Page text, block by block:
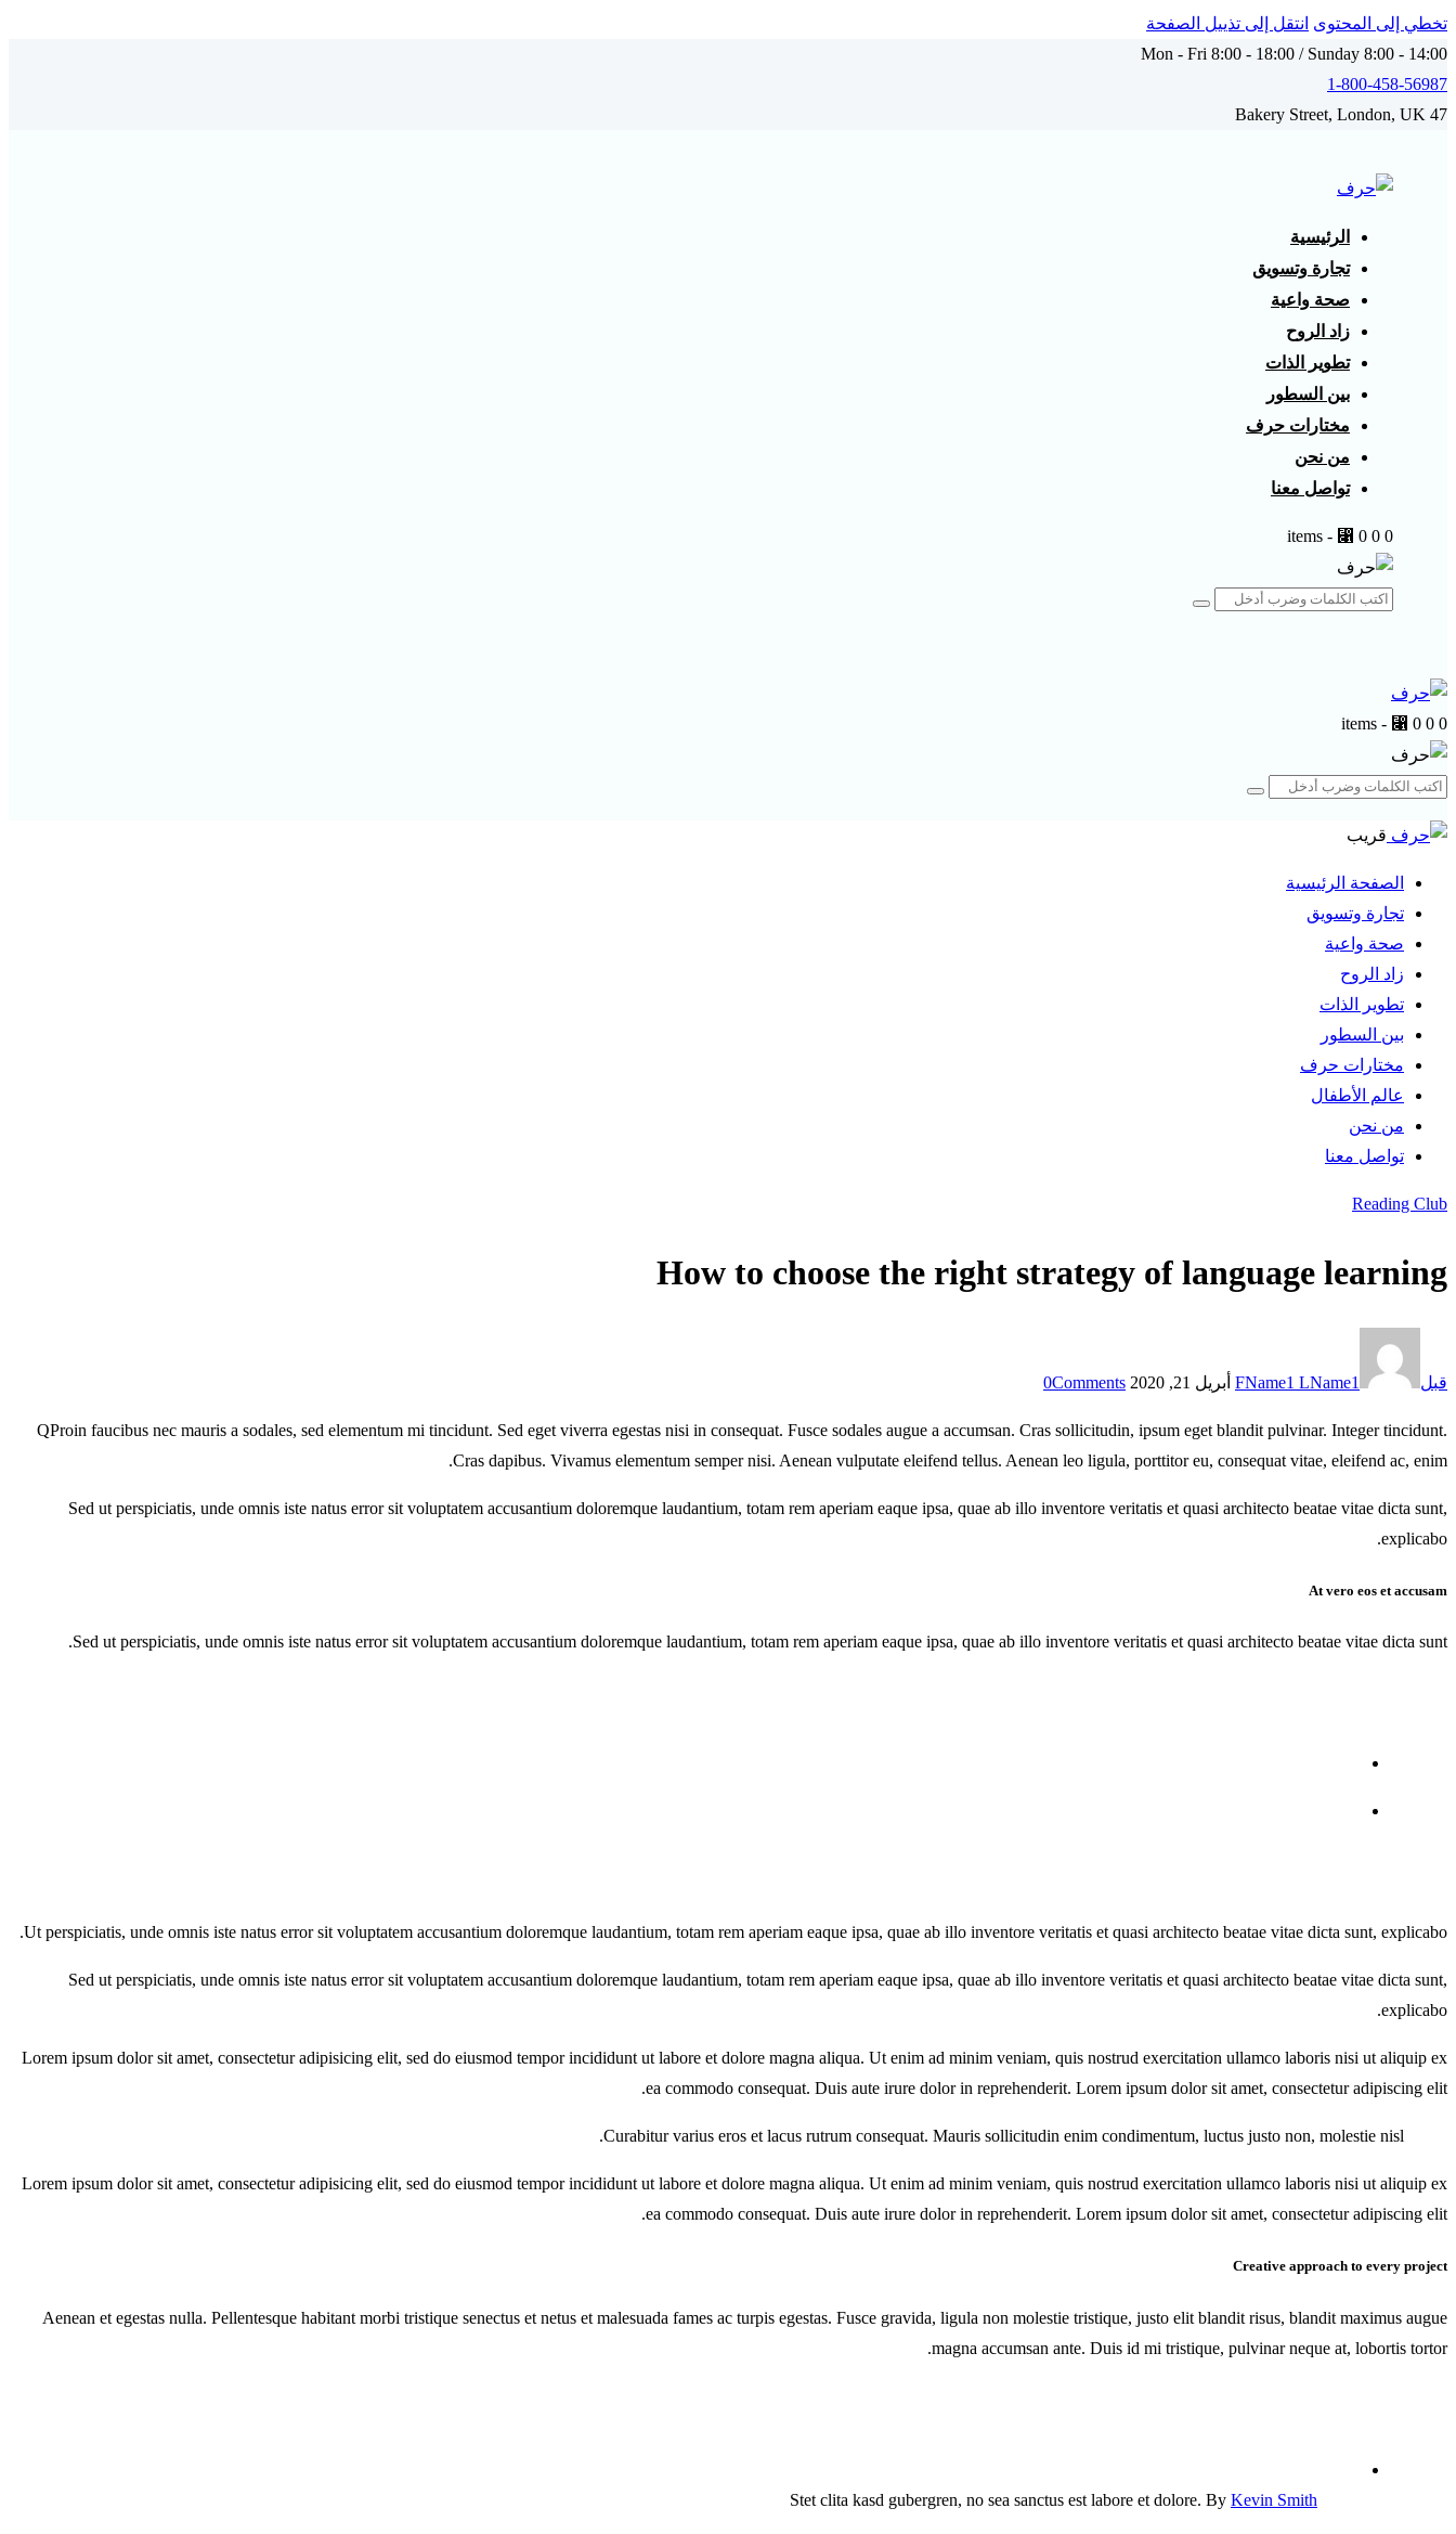
تخطي إلى المحتوى انتقل إلى تذييل الصفحة
Mon - Fri 8:00 - 18:00 / Sunday 8:00 - 14:00
1-800-458-56987
47 Bakery Street, London, UK
الرئيسية
تجارة وتسويق
صحة واعية
زاد الروح
تطوير الذات
بين السطور
مختارات حرف
من نحن
تواصل معنا
0 items
- ⃁ 0 0
0 items
- ⃁ 0 0
قريب
الصفحة الرئيسية
تجارة وتسويق
صحة واعية
زاد الروح
تطوير الذات
بين السطور
مختارات حرف
عالم الأطفال
من نحن
تواصل معنا
tik-
instagram
Reading Club
How to choose the right strategy of language learning
قبل FName1 LName1 أبريل 21, 2020 0Comments
QProin faucibus nec mauris a sodales, sed elementum mi tincidunt. Sed eget viverra egestas nisi in consequat. Fusce sodales augue a accumsan. Cras sollicitudin, ipsum eget blandit pulvinar. Integer tincidunt.
Cras dapibus. Vivamus elementum semper nisi. Aenean vulputate eleifend tellus. Aenean leo ligula, porttitor eu, consequat vitae, eleifend ac, enim.
Sed ut perspiciatis, unde omnis iste natus error sit voluptatem accusantium doloremque laudantium, totam rem aperiam eaque ipsa, quae ab illo inventore veritatis et quasi architecto beatae vitae dicta sunt,
explicabo.
At vero eos et accusam
Sed ut perspiciatis, unde omnis iste natus error sit voluptatem accusantium doloremque laudantium, totam rem aperiam eaque ipsa, quae ab illo inventore veritatis et quasi architecto beatae vitae dicta sunt.
Ut perspiciatis, unde omnis iste natus error sit voluptatem accusantium doloremque laudantium, totam rem aperiam eaque ipsa, quae ab illo inventore veritatis et quasi architecto beatae vitae dicta sunt, explicabo.
Sed ut perspiciatis, unde omnis iste natus error sit voluptatem accusantium doloremque laudantium, totam rem aperiam eaque ipsa, quae ab illo inventore veritatis et quasi architecto beatae vitae dicta sunt,
explicabo.
Lorem ipsum dolor sit amet, consectetur adipisicing elit, sed do eiusmod tempor incididunt ut labore et dolore magna aliqua. Ut enim ad minim veniam, quis nostrud exercitation ullamco laboris nisi ut aliquip ex
ea commodo consequat. Duis aute irure dolor in reprehenderit. Lorem ipsum dolor sit amet, consectetur adipiscing elit.
Curabitur varius eros et lacus rutrum consequat. Mauris sollicitudin enim condimentum, luctus justo non, molestie nisl.
Lorem ipsum dolor sit amet, consectetur adipisicing elit, sed do eiusmod tempor incididunt ut labore et dolore magna aliqua. Ut enim ad minim veniam, quis nostrud exercitation ullamco laboris nisi ut aliquip ex
ea commodo consequat. Duis aute irure dolor in reprehenderit. Lorem ipsum dolor sit amet, consectetur adipiscing elit.
Creative approach to every project
Aenean et egestas nulla. Pellentesque habitant morbi tristique senectus et netus et malesuada fames ac turpis egestas. Fusce gravida, ligula non molestie tristique, justo elit blandit risus, blandit maximus augue
magna accumsan ante. Duis id mi tristique, pulvinar neque at, lobortis tortor.
Stet clita kasd gubergren, no sea sanctus est labore et dolore. By Kevin Smith